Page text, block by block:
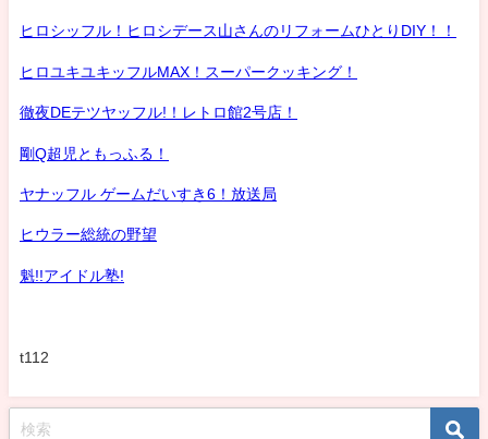
ヒロシッフル！ヒロシデース山さんのリフォームひとりDIY！！
ヒロユキユキッフルMAX！スーパークッキング！
徹夜DEテツヤッフル!！レトロ館2号店！
剛Q超児ともっふる！
ヤナッフル ゲームだいすき6！放送局
ヒウラー総統の野望
魁!!アイドル塾!
t112